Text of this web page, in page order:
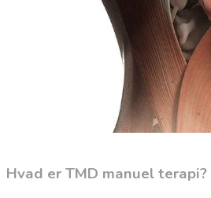
Hvad er TMD manuel terapi?